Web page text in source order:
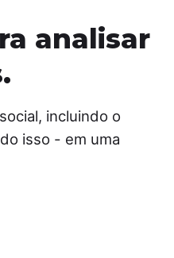
analisar
incluindo o
isso - em uma